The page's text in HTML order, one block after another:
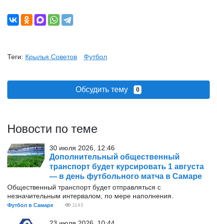
Теги: Крылья Советов Футбол
Обсудить тему 0
Новости по теме
30 июля 2026, 12:46
Дополнительный общественный
транспорт будет курсировать 1 августа
— в день футбольного матча в Самаре
Общественный транспорт будет отправляться с
незначительным интервалом, по мере наполнения.
Футбол в Самаре 1143